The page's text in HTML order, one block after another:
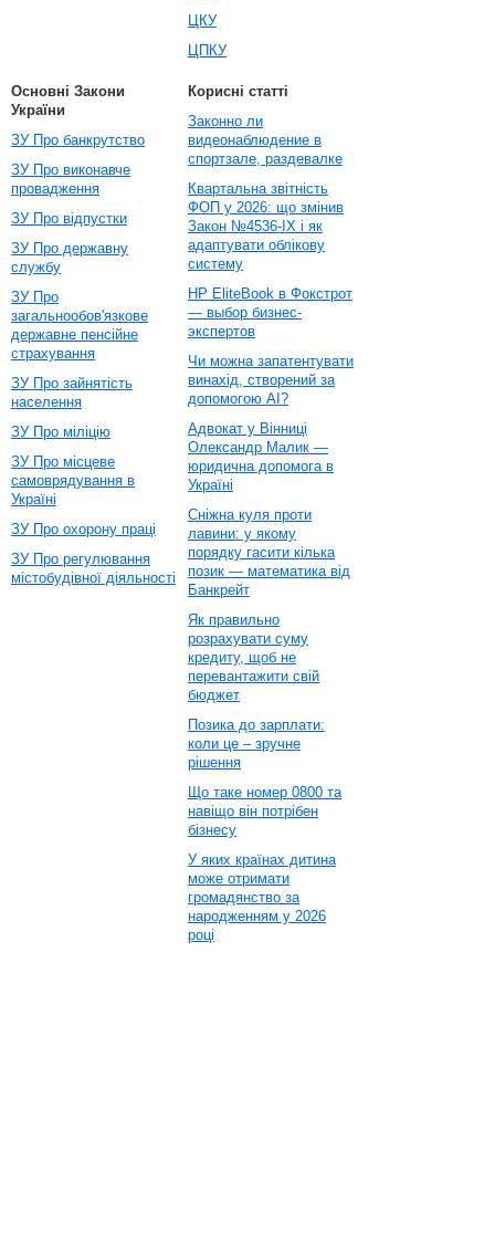
ЦКУ
ЦПКУ
Основні Закони
України
ЗУ Про банкрутство
ЗУ Про виконавче
провадження
ЗУ Про відпустки
ЗУ Про державну
службу
ЗУ Про
загальнообов'язкове
державне пенсійне
страхування
ЗУ Про зайнятість
населення
ЗУ Про міліцію
ЗУ Про місцеве
самоврядування в
Україні
ЗУ Про охорону праці
ЗУ Про регулювання
містобудівної діяльності
Корисні статті
Законно ли
видеонаблюдение в
спортзале, раздевалке
Квартальна звітність
ФОП у 2026: що змінив
Закон №4536-IX і як
адаптувати облікову
систему
HP EliteBook в Фокстрот
— выбор бизнес-
экспертов
Чи можна запатентувати
винахід, створений за
допомогою AI?
Адвокат у Вінниці
Олександр Малик —
юридична допомога в
Україні
Сніжна куля проти
лавини: у якому
порядку гасити кілька
позик — математика від
Банкрейт
Як правильно
розрахувати суму
кредиту, щоб не
перевантажити свій
бюджет
Позика до зарплати:
коли це – зручне
рішення
Що таке номер 0800 та
навіщо він потрібен
бізнесу
У яких країнах дитина
може отримати
громадянство за
народженням у 2026
році